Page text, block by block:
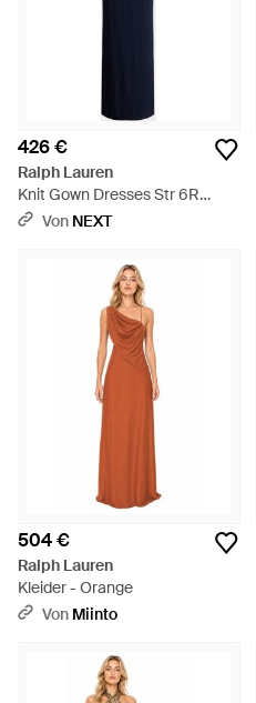
426 €
Ralph Lauren
Knit Gown Dresses Str 6R
Jersey - Blau
Von NEXT
504 €
Ralph Lauren
Kleider - Orange
Von Miinto